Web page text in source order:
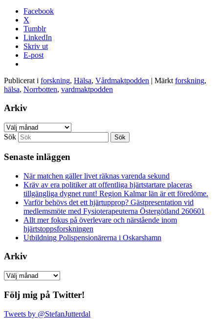
Facebook
X
Tumblr
LinkedIn
Skriv ut
E-post
Publicerat i forskning, Hälsa, Vårdmaktpodden | Märkt forskning,
hälsa, Norrbotten, vardmaktpodden
Arkiv
Arkiv
Sök
Senaste inläggen
När matchen gäller livet räknas varenda sekund
Kräv av era politiker att offentliga hjärtstartare placeras
tillgängliga dygnet runt! Region Kalmar län är ett föredöme.
Varför behövs det ett hjärtupprop? Gästpresentation vid
medlemsmöte med Fysioterapeuterna Östergötland 260601
Allt mer fokus på överlevare och närstående inom
hjärtstoppsforskningen
Utbildning Polispensionärerna i Oskarshamn
Arkiv
Arkiv
Följ mig på Twitter!
Tweets by @StefanJutterdal